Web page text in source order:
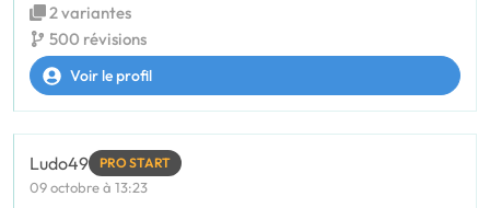
2 variantes
500 révisions
Voir le profil
Ludo49 PRO START
09 octobre à 13:23